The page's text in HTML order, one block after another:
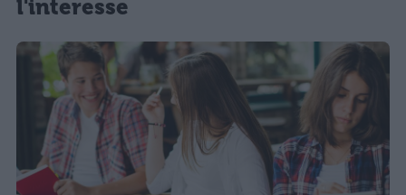
l'interesse